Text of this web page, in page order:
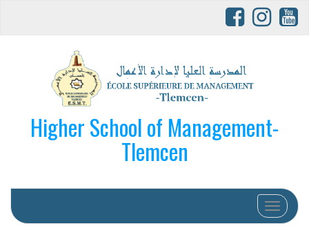
Higher School of Management-
Tlemcen
Afficher/